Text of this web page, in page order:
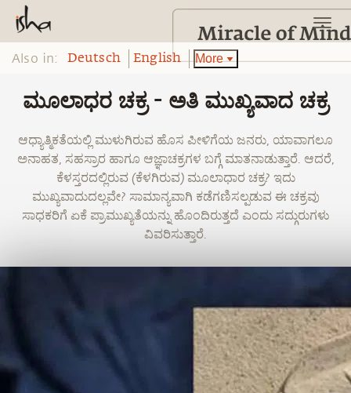
Also in: Deutsch English More
ಮೂಲಾಧರ ಚಕ್ರ - ಅತಿ ಮುಖ್ಯವಾದ ಚಕ್ರ
ಆಧ್ಯಾತ್ಮಿಕತೆಯಲ್ಲಿ ಮುಳುಗಿರುವ ಹೊಸ ಪೀಳಿಗೆಯ ಜನರು, ಯಾವಾಗಲೂ
ಅನಾಹತ, ಸಹಸ್ರಾರ ಹಾಗೂ ಆಜ್ಞಾಚಕ್ರಗಳ ಬಗ್ಗೆ ಮಾತನಾಡುತ್ತಾರೆ. ಆದರೆ,
ಕೆಳಸ್ತರದಲ್ಲಿರುವ (ಕೆಳಗಿರುವ) ಮೂಲಾಧಾರ ಚಕ್ರ? ಇದು
ಮುಖ್ಯವಾದುದಲ್ಲವೇ? ಸಾಮಾನ್ಯವಾಗಿ ಕಡೆಗಣಿಸಲ್ಪಡುವ ಈ ಚಕ್ರವು
ಸಾಧಕರಿಗೆ ಏಕೆ ಪ್ರಾಮುಖ್ಯತೆಯನ್ನು ಹೊಂದಿರುತ್ತದೆ ಎಂದು ಸದ್ಗುರುಗಳು
ವಿವರಿಸುತ್ತಾರೆ.